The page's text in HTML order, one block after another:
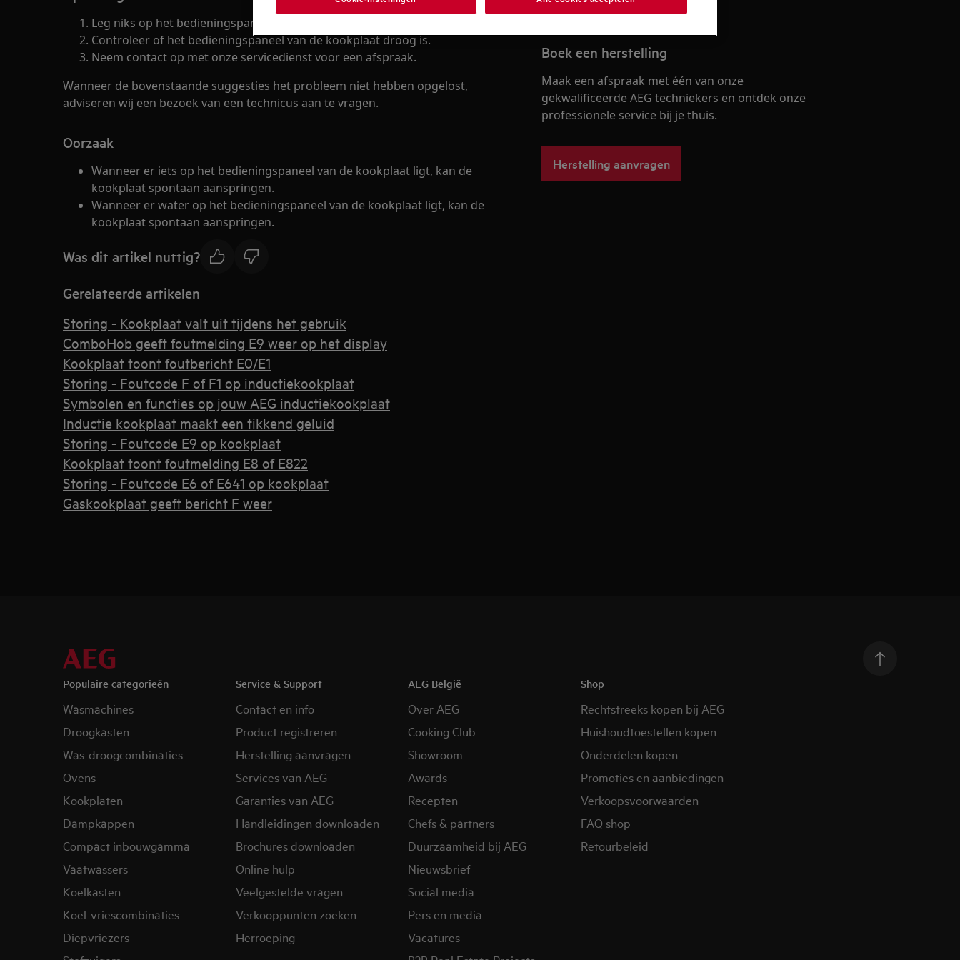
Leg niks op het bedieningspaneel van de kookplaat.
Controleer of het bedieningspaneel van de kookplaat droog is.
Neem contact op met onze servicedienst voor een afspraak.
Wanneer de bovenstaande suggesties het probleem niet hebben opgelost,
adviseren wij een bezoek van een technicus aan te vragen.
Oorzaak
Wanneer er iets op het bedieningspaneel van de kookplaat ligt, kan de
kookplaat spontaan aanspringen.
Wanneer er water op het bedieningspaneel van de kookplaat ligt, kan de
kookplaat spontaan aanspringen.
Was dit artikel nuttig?
Gerelateerde artikelen
Storing - Kookplaat valt uit tijdens het gebruik
ComboHob geeft foutmelding E9 weer op het display
Kookplaat toont foutbericht E0/E1
Storing - Foutcode F of F1 op inductiekookplaat
Symbolen en functies op jouw AEG inductiekookplaat
Inductie kookplaat maakt een tikkend geluid
Storing - Foutcode E9 op kookplaat
Kookplaat toont foutmelding E8 of E822
Storing - Foutcode E6 of E641 op kookplaat
Gaskookplaat geeft bericht F weer
Boek een herstelling
Maak een afspraak met één van onze
gekwalificeerde AEG techniekers en ontdek onze
professionele service bij je thuis.
Herstelling aanvragen
Populaire categorieën
Wasmachines
Droogkasten
Was-droogcombinaties
Ovens
Kookplaten
Dampkappen
Compact inbouwgamma
Vaatwassers
Koelkasten
Koel-vriescombinaties
Diepvriezers
Service & Support
Contact en info
Product registreren
Herstelling aanvragen
Services van AEG
Garanties van AEG
Handleidingen downloaden
Brochures downloaden
Online hulp
Veelgestelde vragen
Verkooppunten zoeken
Herroeping
AEG België
Over AEG
Cooking Club
Showroom
Awards
Recepten
Chefs & partners
Duurzaamheid bij AEG
Nieuwsbrief
Social media
Pers en media
Vacatures
Shop
Rechtstreeks kopen bij AEG
Huishoudtoestellen kopen
Onderdelen kopen
Promoties en aanbiedingen
Verkoopsvoorwaarden
FAQ shop
Retourbeleid​